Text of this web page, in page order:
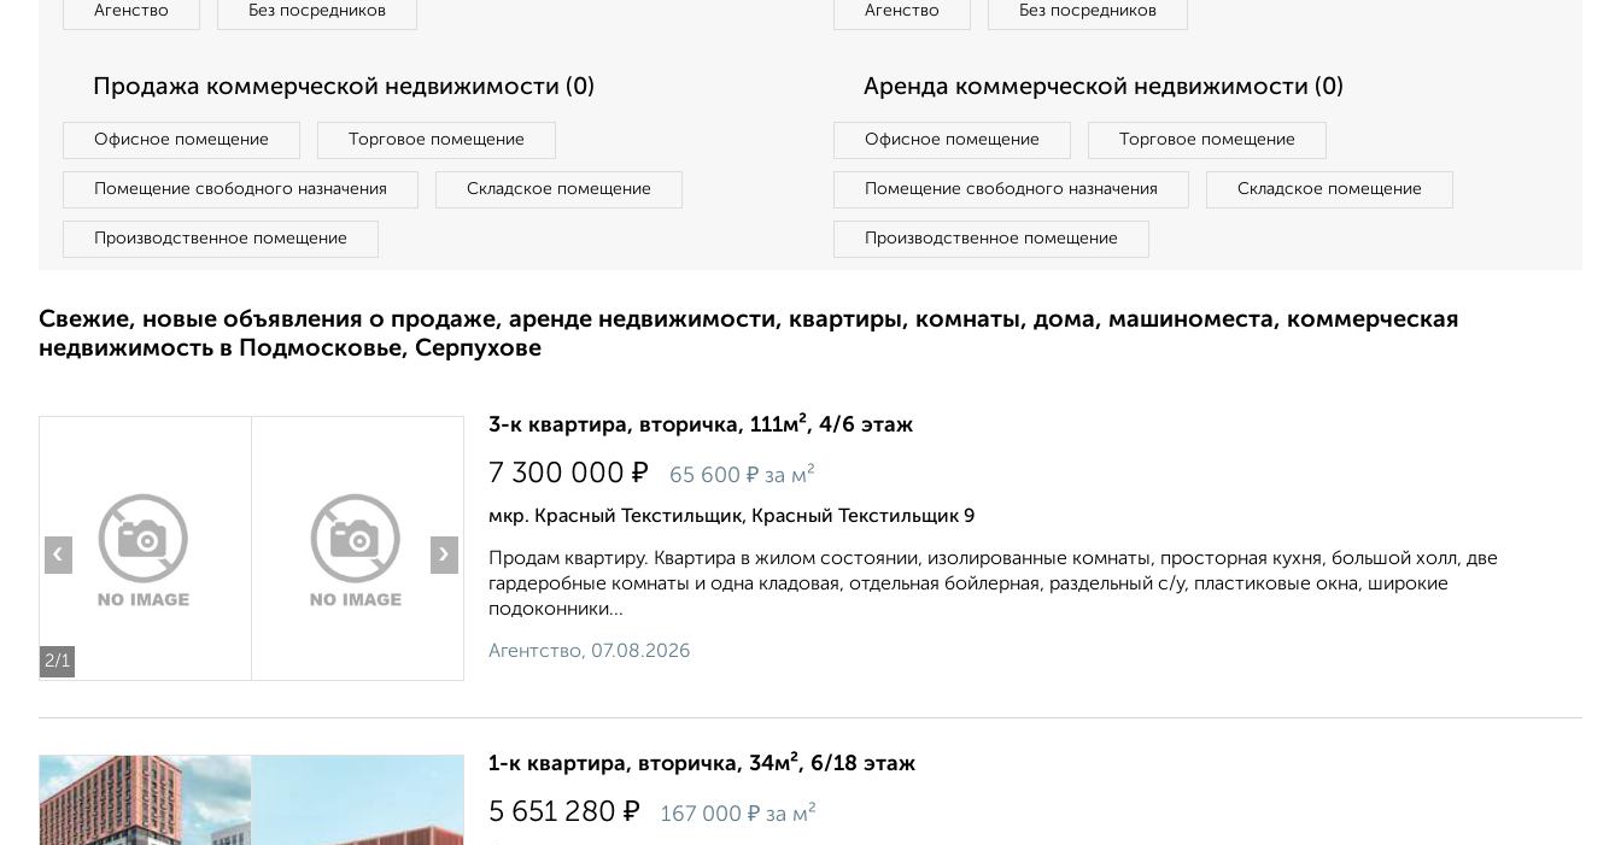
Агенство Без посредников Агенство Без посредников
Продажа коммерческой недвижимости (0)
Офисное помещение Торговое помещение
Помещение свободного назначения Складское помещение
Производственное помещение
Аренда коммерческой недвижимости (0)
Офисное помещение Торговое помещение
Помещение свободного назначения Складское помещение
Производственное помещение
Свежие, новые объявления о продаже, аренде недвижимости, квартиры, комнаты, дома, машиноместа, коммерческая
недвижимость в Подмосковье, Серпухове
2/1
‹ ›
3-к квартира, вторичка, 111м², 4/6 этаж
7 300 000 ₽ 65 600 ₽ за м²
мкр. Красный Текстильщик, Красный Текстильщик 9
Продам квартиру. Квартира в жилом состоянии, изолированные комнаты, просторная кухня, большой холл, две
гардеробные комнаты и одна кладовая, отдельная бойлерная, раздельный с/у, пластиковые окна, широкие
подоконники...
Агентство, 07.08.2026
1-к квартира, вторичка, 34м², 6/18 этаж
5 651 280 ₽ 167 000 ₽ за м²